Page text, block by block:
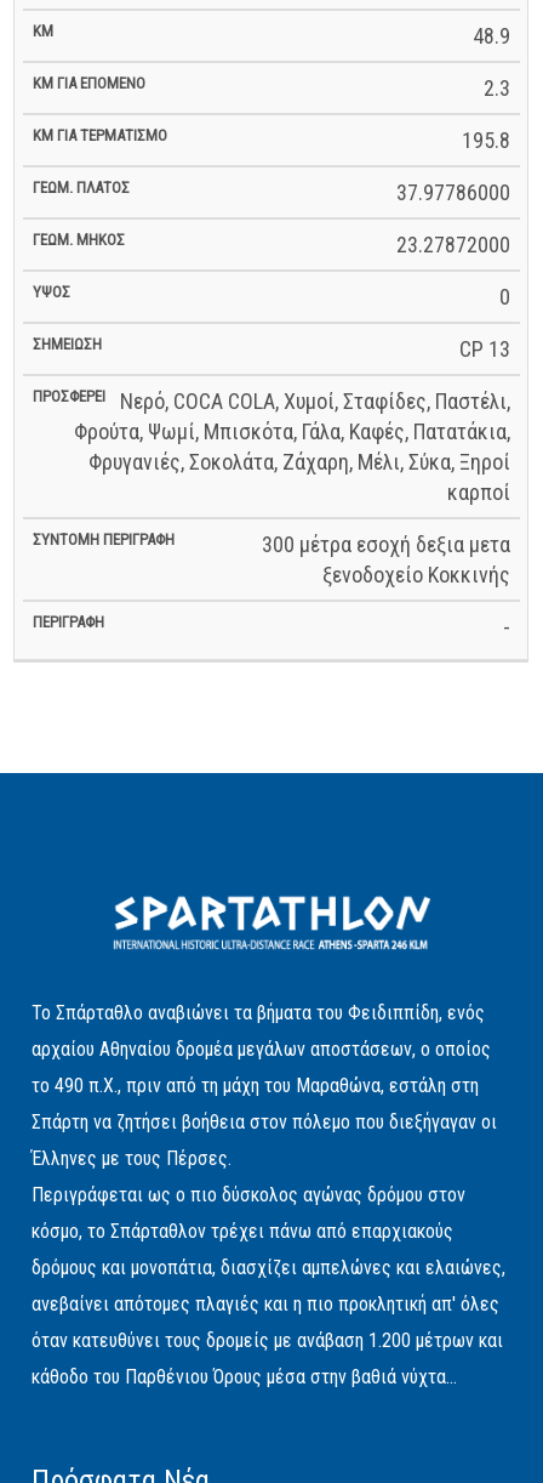
48.9
2.3
195.8
37.97786000
23.27872000
0
CP 13
Νερό, COCA COLA, Χυμοί, Σταφίδες, Παστέλι,
Φρούτα, Ψωμί, Μπισκότα, Γάλα, Καφές, Πατατάκια,
Φρυγανιές, Σοκολάτα, Ζάχαρη, Μέλι, Σύκα, Ξηροί
καρποί
300 μέτρα εσοχή δεξια μετα
ξενοδοχείο Κοκκινής
-
Το Σπάρταθλο αναβιώνει τα βήματα του Φειδιππίδη, ενός
αρχαίου Αθηναίου δρομέα μεγάλων αποστάσεων, ο οποίος
το 490 π.Χ., πριν από τη μάχη του Μαραθώνα, εστάλη στη
Σπάρτη να ζητήσει βοήθεια στον πόλεμο που διεξήγαγαν οι
Έλληνες με τους Πέρσες.
Περιγράφεται ως ο πιο δύσκολος αγώνας δρόμου στον
κόσμο, το Σπάρταθλον τρέχει πάνω από επαρχιακούς
δρόμους και μονοπάτια, διασχίζει αμπελώνες και ελαιώνες,
ανεβαίνει απότομες πλαγιές και η πιο προκλητική απ' όλες
όταν κατευθύνει τους δρομείς με ανάβαση 1.200 μέτρων και
κάθοδο του Παρθένιου Όρους μέσα στην βαθιά νύχτα...